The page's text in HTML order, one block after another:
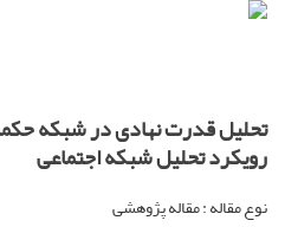
تحلیل قدرت نهادی در شبکه
رویکرد تحلیل شبکه اجتماعی
نوع مقاله : مقاله پژوهشی